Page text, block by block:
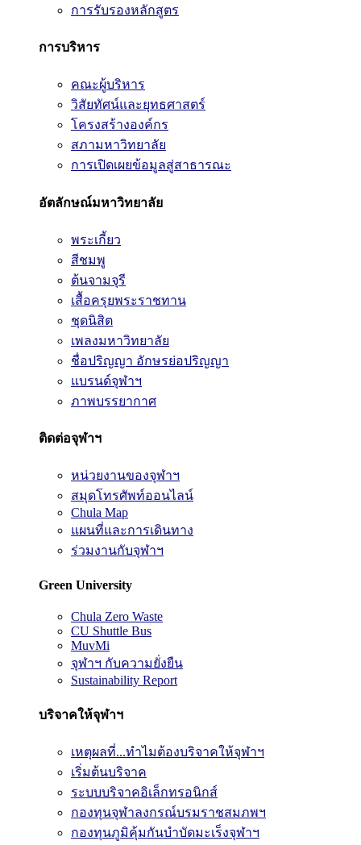
การรับรองหลักสูตร
การบริหาร
คณะผู้บริหาร
วิสัยทัศน์และยุทธศาสตร์
โครงสร้างองค์กร
สภามหาวิทยาลัย
การเปิดเผยข้อมูลสู่สาธารณะ
อัตลักษณ์มหาวิทยาลัย
พระเกี้ยว
สีชมพู
ต้นจามจุรี
เสื้อครุยพระราชทาน
ชุดนิสิต
เพลงมหาวิทยาลัย
ชื่อปริญญา อักษรย่อปริญญา
แบรนด์จุฬาฯ
ภาพบรรยากาศ
ติดต่อจุฬาฯ
หน่วยงานของจุฬาฯ
สมุดโทรศัพท์ออนไลน์
Chula Map
แผนที่และการเดินทาง
ร่วมงานกับจุฬาฯ
Green University
Chula Zero Waste
CU Shuttle Bus
MuvMi
จุฬาฯ กับความยั่งยืน
Sustainability Report
บริจาคให้จุฬาฯ
เหตุผลที่...ทำไมต้องบริจาคให้จุฬาฯ
เริ่มต้นบริจาค
ระบบบริจาคอิเล็กทรอนิกส์
กองทุนจุฬาลงกรณ์บรมราชสมภพฯ
กองทุนภูมิคุ้มกันบำบัดมะเร็งจุฬาฯ